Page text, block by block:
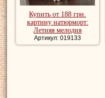
Купить от 188 грн.
картину натюрморт:
Летняя мелодия
Артикул: 019133